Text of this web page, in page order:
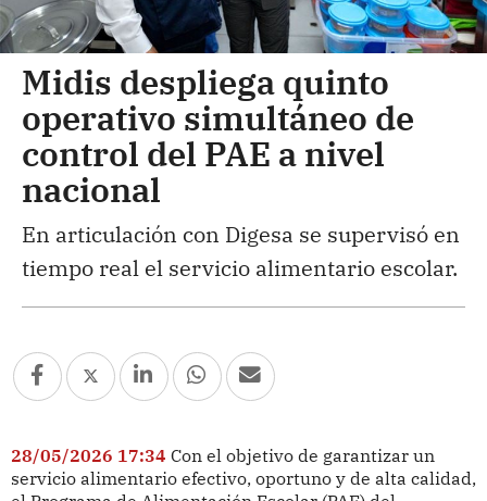
Midis despliega quinto
operativo simultáneo de
control del PAE a nivel
nacional
En articulación con Digesa se supervisó en
tiempo real el servicio alimentario escolar.
28/05/2026 17:34 Con el objetivo de garantizar un
servicio alimentario efectivo, oportuno y de alta calidad,